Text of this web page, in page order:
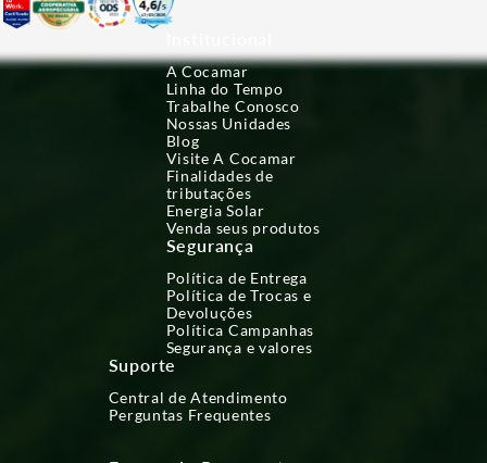
A Cocamar
Linha do Tempo
Trabalhe Conosco
Nossas Unidades
Blog
Visite A Cocamar
Finalidades de
tributações
Energia Solar
Venda seus produtos
Segurança
Política de Entrega
Política de Trocas e
Devoluções
Política Campanhas
Segurança e valores
Suporte
Central de Atendimento
Perguntas Frequentes